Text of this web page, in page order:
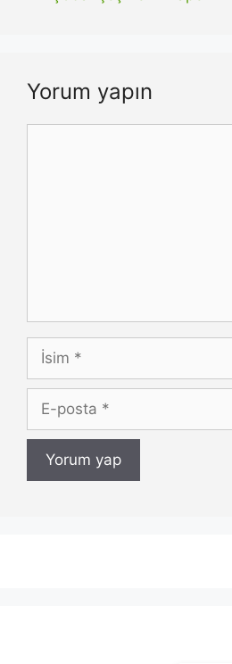
Yorum yapın
İsim
posta